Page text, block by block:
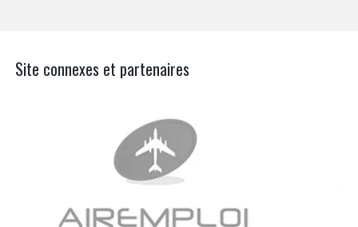
Site connexes et partenaires